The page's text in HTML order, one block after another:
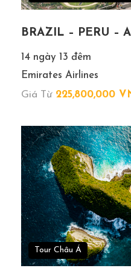
Giá Tour Bao Gồm
Xe Ô tô điều hòa đời
Vé máy bay khứ hồi
Hà Nội của Vietjet Air.
Lệ phí sân bay hai
tại Nhật.
Khách sạn tiêu chuẩn
hợp lẻ người bố trí ngủ
Các bữa ăn theo
Visa nhập cảnh theo
Hướng dẫn viên suốt
tình, kinh nghiệm, tận
Bảo hiểm du lịch suốt
tỷ.
BRAZIL – PERU –
14 ngày 13 đêm
Emirates Airlines
Giá Từ 225,800,000
Tour Châu Á